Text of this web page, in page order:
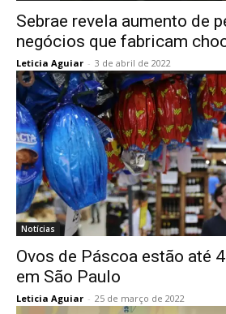
Sebrae revela aumento de
negócios que fabricam
Leticia Aguiar - 3 de abril de 2022
Notícias
Ovos de Páscoa estão até
em São Paulo
Leticia Aguiar - 25 de março de 2022